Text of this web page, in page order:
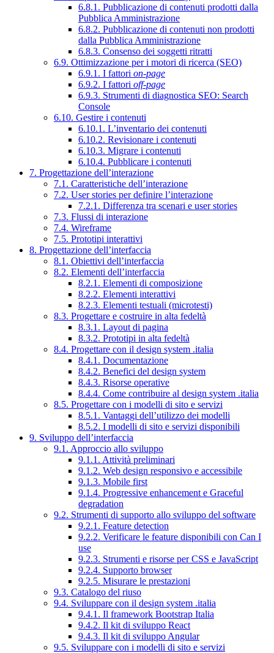
6.8.1. Pubblicazione di contenuti prodotti dalla
Pubblica Amministrazione
6.8.2. Pubblicazione di contenuti non prodotti
dalla Pubblica Amministrazione
6.8.3. Consenso dei soggetti ritratti
6.9. Ottimizzazione per i motori di ricerca (SEO)
6.9.1. I fattori on-page
6.9.2. I fattori off-page
6.9.3. Strumenti di diagnostica SEO: Search
Console
6.10. Gestire i contenuti
6.10.1. L’inventario dei contenuti
6.10.2. Revisionare i contenuti
6.10.3. Migrare i contenuti
6.10.4. Pubblicare i contenuti
7. Progettazione dell’interazione
7.1. Caratteristiche dell’interazione
7.2. User stories per definire l’interazione
7.2.1. Differenza tra scenari e user stories
7.3. Flussi di interazione
7.4. Wireframe
7.5. Prototipi interattivi
8. Progettazione dell’interfaccia
8.1. Obiettivi dell’interfaccia
8.2. Elementi dell’interfaccia
8.2.1. Elementi di composizione
8.2.2. Elementi interattivi
8.2.3. Elementi testuali (microtesti)
8.3. Progettare e costruire in alta fedeltà
8.3.1. Layout di pagina
8.3.2. Prototipi in alta fedeltà
8.4. Progettare con il design system .italia
8.4.1. Documentazione
8.4.2. Benefici del design system
8.4.3. Risorse operative
8.4.4. Come contribuire al design system .italia
8.5. Progettare con i modelli di sito e servizi
8.5.1. Vantaggi dell’utilizzo dei modelli
8.5.2. I modelli di sito e servizi disponibili
9. Sviluppo dell’interfaccia
9.1. Approccio allo sviluppo
9.1.1. Attività preliminari
9.1.2. Web design responsivo e accessibile
9.1.3. Mobile first
9.1.4. Progressive enhancement e Graceful
degradation
9.2. Strumenti di supporto allo sviluppo del software
9.2.1. Feature detection
9.2.2. Verificare le feature disponibili con Can I
use
9.2.3. Strumenti e risorse per CSS e JavaScript
9.2.4. Supporto browser
9.2.5. Misurare le prestazioni
9.3. Catalogo del riuso
9.4. Sviluppare con il design system .italia
9.4.1. Il framework Bootstrap Italia
9.4.2. Il kit di sviluppo React
9.4.3. Il kit di sviluppo Angular
9.5. Sviluppare con i modelli di sito e servizi